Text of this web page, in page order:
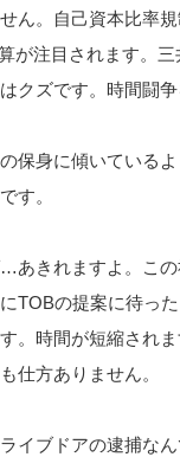
ん。自己資本比率
が注目されます。
クズです。時間闘争
保身に傾いている
す。
あきれますよ。こ
TOBの提案に待っ
。時間が短縮され
仕方ありません。
イブドアの逮捕な